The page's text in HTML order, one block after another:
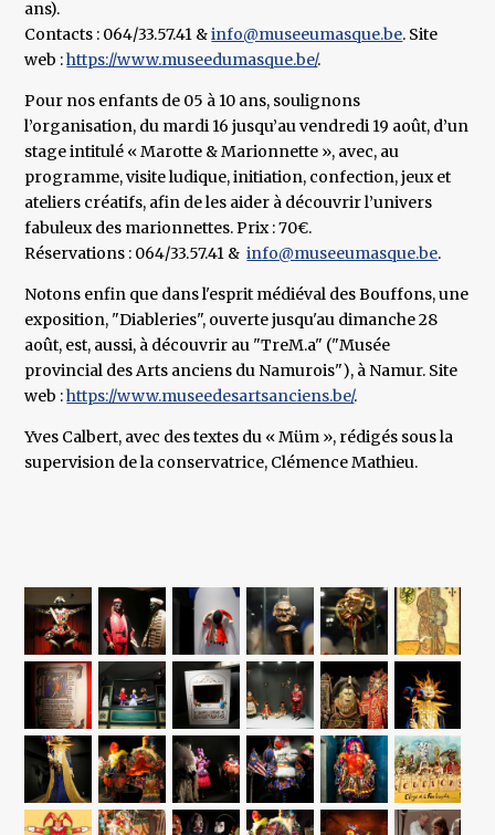
ans).
Contacts : 064/33.57.41 &info@museeumasque.be. Site
web :https://www.museedumasque.be/.
Pour nos enfants de 05 à 10 ans, soulignons
l’organisation, du mardi 16 jusqu’au vendredi 19 août, d’un
stage intitulé « Marotte & Marionnette », avec, au
programme, visite ludique, initiation, confection, jeux et
ateliers créatifs, afin de les aider à découvrir l’univers
fabuleux des marionnettes. Prix : 70€.
Réservations : 064/33.57.41 &info@museeumasque.be.
Notons enfin que dans l'esprit médiéval des Bouffons, une
exposition, "Diableries", ouverte jusqu'au dimanche 28
août, est, aussi, à découvrir au "TreM.a" ("Musée
provincial des Arts anciens du Namurois"), à Namur. Site
web :https://www.museedesartsanciens.be/.
Yves Calbert, avec des textes du « Müm », rédigés sous la
supervision de la conservatrice, Clémence Mathieu.